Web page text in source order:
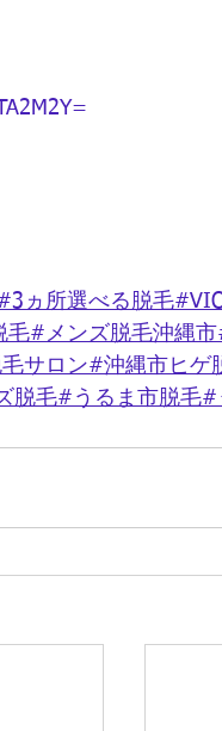
ヵ所選べる脱毛
#メンズ脱毛沖縄
サロン#沖縄市ヒゲ
脱毛#うるま市脱毛